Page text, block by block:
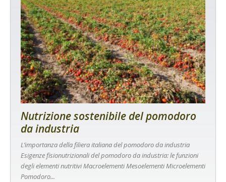
Nutrizione sostenibile del pomodoro
da industria
L’importanza della filiera italiana del pomodoro da industria
Esigenze fisionutrizionali del pomodoro da industria: le funzioni
degli elementi nutritivi Macroelementi Mesoelementi Microelementi
Pomodoro...